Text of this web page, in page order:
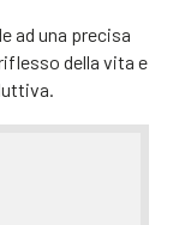
ad una precisa
della vita e